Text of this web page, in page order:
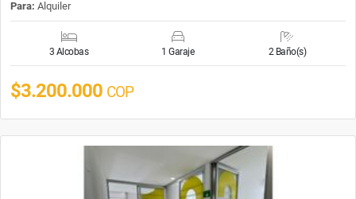
Para: Alquiler
3 Alcobas 1 Garaje 2 Baño(s)
$3.200.000 COP